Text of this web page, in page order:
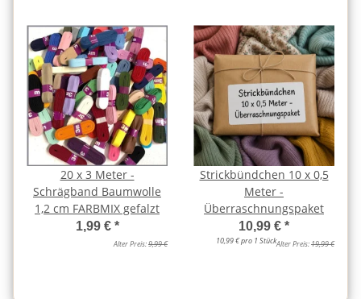
20 x 3 Meter -
Schrägband Baumwolle
1,2 cm FARBMIX gefalzt
1,99 € *
Alter Preis:9,99 €
Strickbündchen 10 x 0,5
Meter -
Überraschnungspaket
10,99 € *
10,99 € pro 1 StückAlter Preis:19,99 €